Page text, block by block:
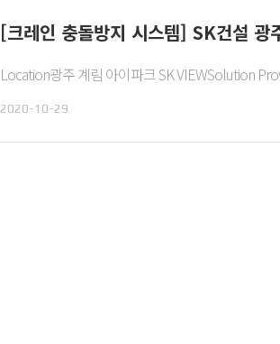
[크레인 충돌방지 시스템] SK건설 광
Location광주 계림 아이파크 SK VIEWSolution
2020-10-29